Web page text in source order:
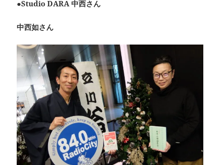
c
e
b
o
o
k
e re
d
s
Li
n
k
●Studio DARA 中西さん
中西如さん